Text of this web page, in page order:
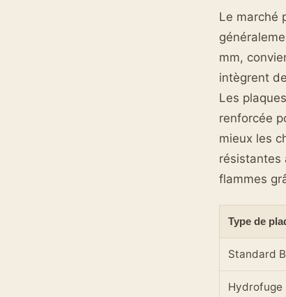
Le marché
mm,
intègrent
Les
renforcée
mieux les
résistantes
flammes
Type de
Standard
Hydrofuge